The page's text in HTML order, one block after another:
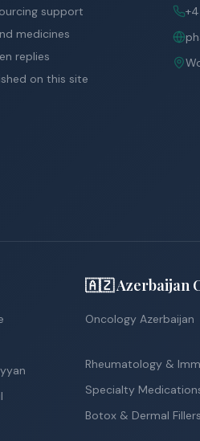
support
medicines
replies
on this site
🇦🇿 Azerbaijan
Oncology Azerbaijan
Rheumatology &
Specialty
Botox & Dermal Fillers